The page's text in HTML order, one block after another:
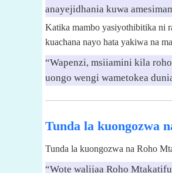
anayejidhania kuwa
Katika mambo yasiyothibitika ni
kuachana nayo hata yakiwa na
“Wapenzi, msiiamini kila
uongo wengi wametokea
Tunda la kuongozwa
Tunda la kuongozwa na Roho
“Wote walijaa Roho